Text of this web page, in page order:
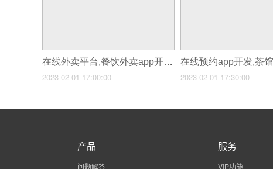
在线外卖平台,餐饮外卖app开发
2023-02-01 17:00:00 2023-02-01 17:30:00
产品
问题解答
服务
VIP功能